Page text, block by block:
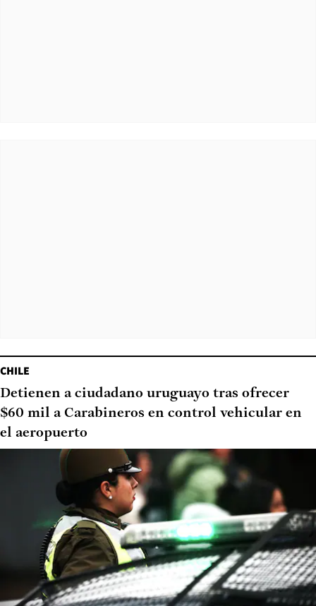
CHILE
Detienen a ciudadano uruguayo tras ofrecer
$60 mil a Carabineros en control vehicular en
el aeropuerto